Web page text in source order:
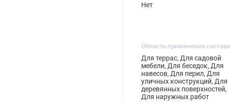
Нет
Область применения состава
Для террас, Для садовой
мебели, Для беседок, Для
навесов, Для перил, Для
уличных конструкций, Для
деревянных поверхностей,
Для наружных работ